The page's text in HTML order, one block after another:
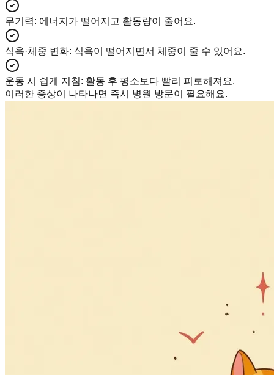
무기력: 에너지가 떨어지고 활동량이 줄어요.
식욕·체중 변화: 식욕이 떨어지면서 체중이 줄 수 있어요.
운동 시 쉽게 지침: 활동 후 평소보다 빨리 피로해져요.
이러한 증상이 나타나면 즉시 병원 방문이 필요해요.